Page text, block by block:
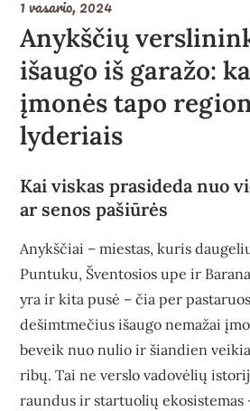
1 vasario, 2024
Anykščių
išaugo iš garažo:
įmonės tapo
lyderiais
Kai viskas prasideda nuo
ar senos pašiūrės
Anykščiai – miestas, kuris
Puntuku, Šventosios upe ir
yra ir kita pusė – čia per
dešimtmečius išaugo nemažai
beveik nuo nulio ir šiandien
ribų. Tai ne verslo vadovėlių
raundus ir startuolių